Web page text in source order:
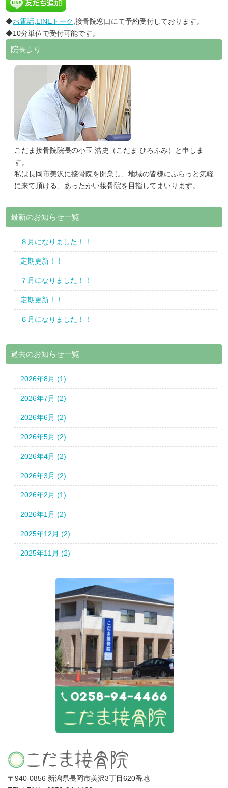
◆お電話 LINEトーク ,接骨院窓口にて予約受付しております。
◆10分単位で受付可能です。
院長より
こだま接骨院院長の小玉 浩史（こだま ひろふみ）と申しま
す。
私は長岡市美沢に接骨院を開業し、地域の皆様にふらっと気軽
に来て頂ける、あったかい接骨院を目指してまいります。
最新のお知らせ一覧
８月になりました！！
定期更新！！
７月になりました！！
定期更新！！
６月になりました！！
過去のお知らせ一覧
2026年8月 (1)
2026年7月 (2)
2026年6月 (2)
2026年5月 (2)
2026年4月 (2)
2026年3月 (2)
2026年2月 (1)
2026年1月 (2)
2025年12月 (2)
2025年11月 (2)
〒940-0856 新潟県長岡市美沢3丁目620番地